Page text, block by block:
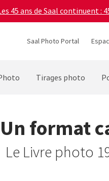
45 ans de Saal continuent :
Saal Photo Portal
Tirages photo
Un format
Le Livre photo